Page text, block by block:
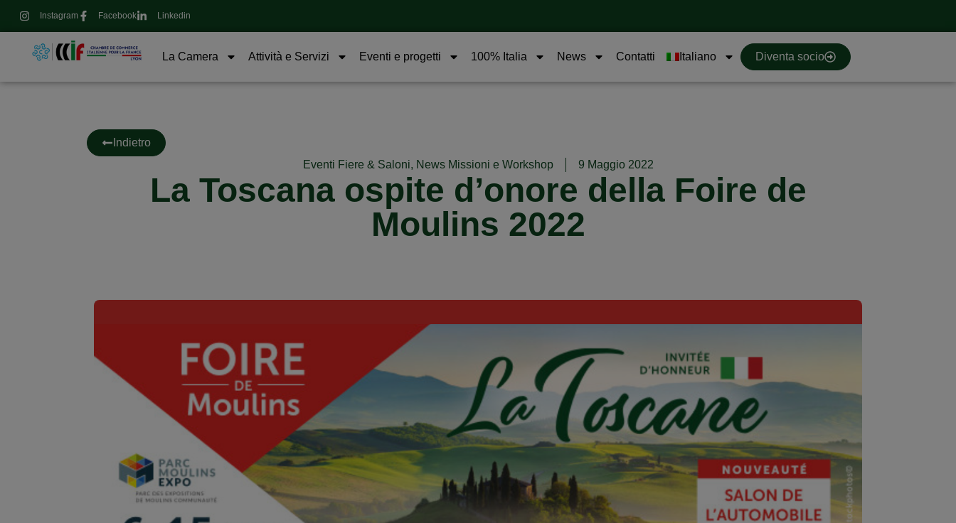
Instagram Facebook Linkedin
La Camera Attività e Servizi Eventi e progetti 100% Italia News Contatti Italiano Diventa socio
Indietro
Eventi Fiere & Saloni, News Missioni e Workshop 9 Maggio 2022
La Toscana ospite d’onore della Foire de
Moulins 2022